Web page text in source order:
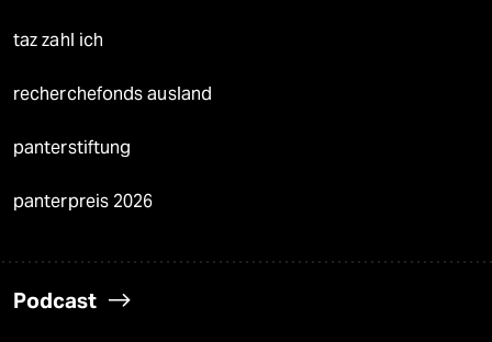
taz zahl ich
recherchefonds ausland
panterstiftung
panterpreis 2026
Podcast